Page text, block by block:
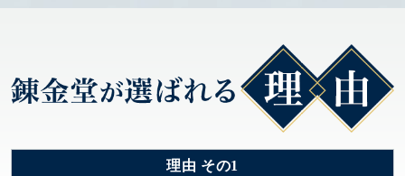
理由 その1